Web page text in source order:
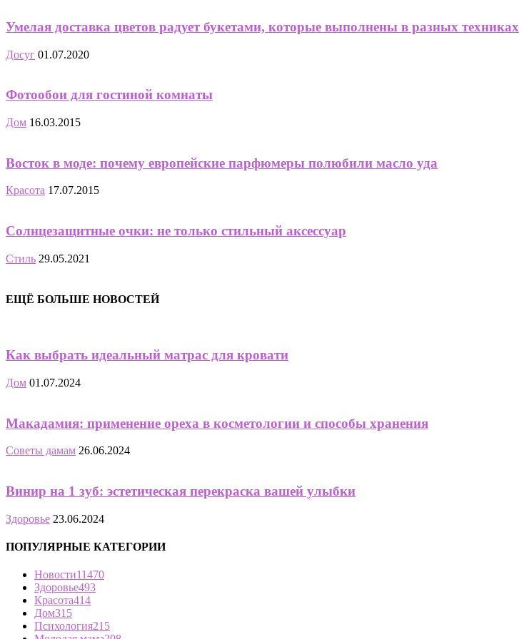
Умелая доставка цветов радует букетами, которые выполнены в разных техниках
Досуг 01.07.2020
Фотообои для гостиной комнаты
Дом 16.03.2015
Восток в моде: почему европейские парфюмеры полюбили масло уда
Красота 17.07.2015
Солнцезащитные очки: не только стильный аксессуар
Стиль 29.05.2021
ЕЩЁ БОЛЬШЕ НОВОСТЕЙ
Как выбрать идеальный матрас для кровати
Дом 01.07.2024
Макадамия: применение ореха в косметологии и способы хранения
Советы дамам 26.06.2024
Винир на 1 зуб: эстетическая перекраска вашей улыбки
Здоровье 23.06.2024
ПОПУЛЯРНЫЕ КАТЕГОРИИ
Новости11470
Здоровье493
Красота414
Дом315
Психология215